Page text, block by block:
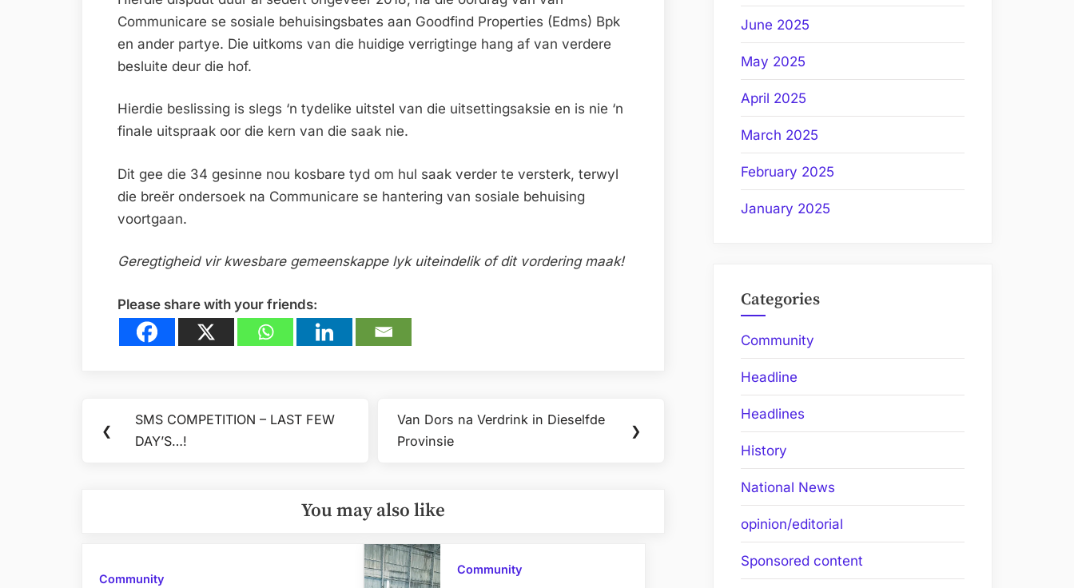
Communicare se sosiale behuisingsbates aan Goodfind Properties (Edms) Bpk
en ander partye. Die uitkoms van die huidige verrigtinge hang af van verdere
besluite deur die hof.
Hierdie beslissing is slegs ‘n tydelike uitstel van die uitsettingsaksie en is nie ‘n
finale uitspraak oor die kern van die saak nie.
Dit gee die 34 gesinne nou kosbare tyd om hul saak verder te versterk, terwyl
die breër ondersoek na Communicare se hantering van sosiale behuising
voortgaan.
Geregtigheid vir kwesbare gemeenskappe lyk uiteindelik of dit vordering maak!
Please share with your friends:
navigation
❮
Previous
Post:
SMS COMPETITION – LAST FEW
DAY’S…!
Next
Post:
Van Dors na Verdrink in Dieselfde
Provinsie
❯
You may also like
Community
Community
June 2025
May 2025
April 2025
March 2025
February 2025
January 2025
Categories
Community
Headline
Headlines
History
National News
opinion/editorial
Sponsored content